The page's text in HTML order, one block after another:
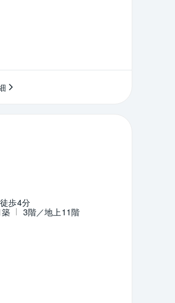
歩4分
3階／地上11階